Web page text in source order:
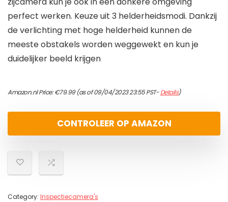
perfect werken. Keuze uit 3 helderheidsmodi. Dankzij
de verlichting met hoge helderheid kunnen de
meeste obstakels worden weggewekt en kun je
duidelijker beeld krijgen
Amazon.nl Price:€79.99(as of 09/04/2023 23:55 PST-Details)
CONTROLEER OP AMAZON
Category: Inspectiecamera's